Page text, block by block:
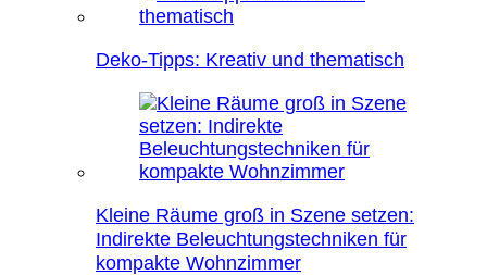
Deko-Tipps: Kreativ und thematisch
Kleine Räume groß in Szene setzen:
Indirekte Beleuchtungstechniken für
kompakte Wohnzimmer